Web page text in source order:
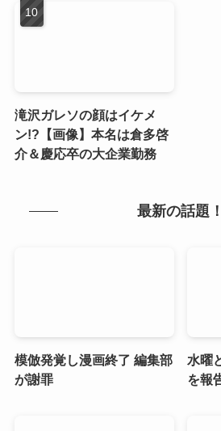
滝沢ガレソの顔はイケメ
ン!?【画像】本名は倉多啓
介＆慶応卒の大企業勤務
最新の話題！
模倣発覚し漫画終了 編集部
が謝罪
水曜
を報